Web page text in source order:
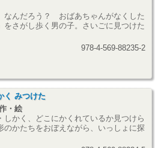
なんだろう？ おばあちゃんがなくした
をさがし歩く男の子。さいごに見つけた
978-4-569-88235-2
く みつけた
・絵
しかく、どこにかくれているか見つけら
かたちをおぼえながら、いっしょに探